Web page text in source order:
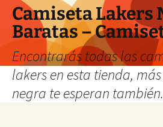
Camiseta Lakers
Baratas –
Encontrarás todas las
lakers en esta tienda,
negra te esperan también.